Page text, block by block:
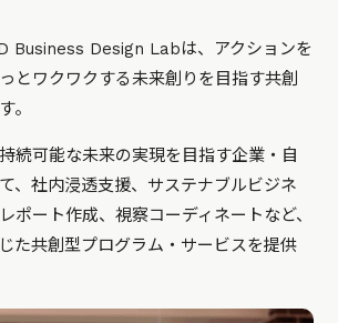
Business Design Labは、アクションを
とワクワクする未来創りを目指す共創
。
続可能な未来の実現を目指す企業・自
、社内浸透支援、サステナブルビジネ
ポート作成、視察コーディネートなど、
た共創型プログラム・サービスを提供